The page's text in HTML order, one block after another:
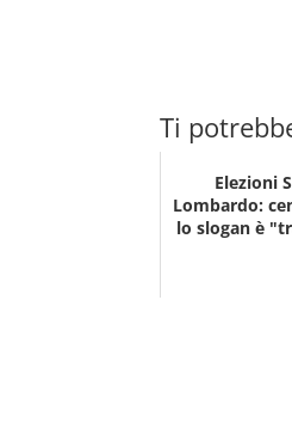
Ti
Elezioni
Lombardo:
lo slogan è